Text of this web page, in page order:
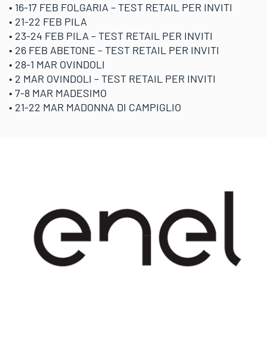
• 16-17 FEB FOLGARIA – TEST RETAIL PER INVITI
• 21-22 FEB PILA
• 23-24 FEB PILA – TEST RETAIL PER INVITI
• 26 FEB ABETONE – TEST RETAIL PER INVITI
• 28-1 MAR OVINDOLI
• 2 MAR OVINDOLI – TEST RETAIL PER INVITI
• 7-8 MAR MADESIMO
• 21-22 MAR MADONNA DI CAMPIGLIO